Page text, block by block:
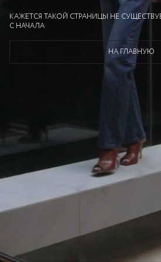
КАЖЕТСЯ ТАКОЙ СТРАНИЦЫ НЕ
С НАЧАЛА
НА ГЛАВНУЮ